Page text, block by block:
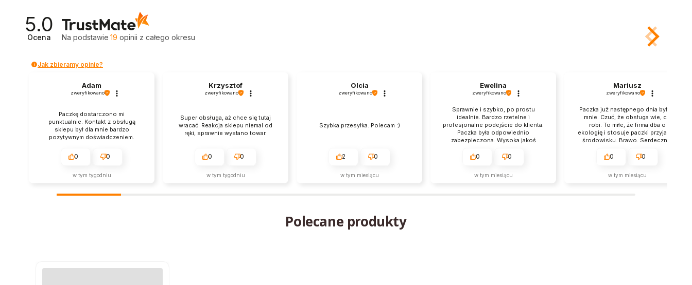
5.0
Ocena Na podstawie 19 opinii z całego okresu
Jak zbieramy opinie?
Adam
zweryfikowano
Paczkę dostarczono mi
punktualnie. Kontakt z obsługą
sklepu był dla mnie bardzo
pozytywnym doświadczeniem.
0 0
w tym tygodniu
Krzysztof
zweryfikowano
Super obsługa, aż chce się tutaj
wracać. Reakcja sklepu niemal od
ręki, sprawnie wysłano towar.
0 0
w tym tygodniu
Olcia
zweryfikowano
Szybka przesyłka. Polecam :)
2 0
w tym miesiącu
Ewelina
zweryfikowano
Sprawnie i szybko, po prostu
idealnie. Bardzo rzetelne i
profesjonalne podejście do klienta.
Paczka była odpowiednio
zabezpieczona. Wysoka jakoś
kolejny raz.
0 0
w tym miesiącu
Mariusz
zweryfikowano
Paczka już następnego dnia była u
mnie. Czuć, że obsługa wie, co
robi. To miłe, że firma dba o
ekologię i stosuje paczki przyjazne
środowisku. Brawo. Serdecznie
Stały klient.
0 0
w tym miesiącu
Polecane produkty